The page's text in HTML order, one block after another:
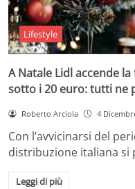
Lifestyle
A Natale Lidl accende
sotto i 20 euro: tutti ne
Roberto Arciola 4
Con l’avvicinarsi del
distribuzione italiana
Leggi di più